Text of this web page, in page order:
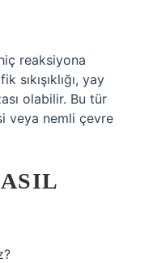
reaksiyona
sıkışıklığı, yay
olabilir. Bu tür
veya nemli çevre